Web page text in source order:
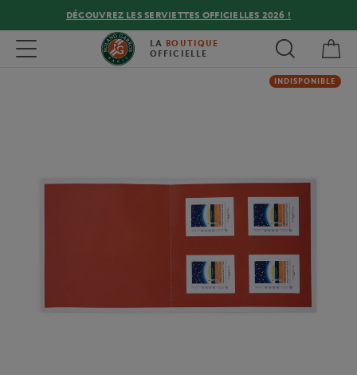
DÉCOUVREZ LES SERVIETTES OFFICIELLES 2026 !
Toggle navigation LA BOUTIQUE
OFFICIELLE
INDISPONIBLE